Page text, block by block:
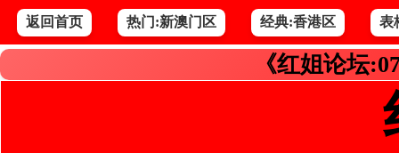
返回首页 热门:新澳门区 经典:香港区 表
《红姐论坛